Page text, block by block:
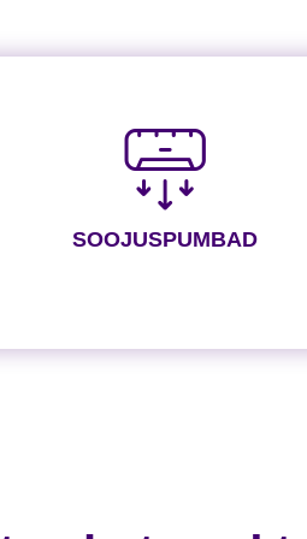
SOOJUSPUMBAD